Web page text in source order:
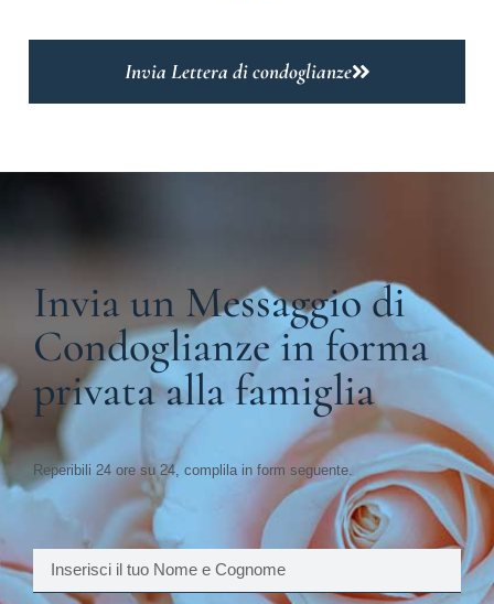
Invia Lettera di condoglianze
Invia un Messaggio di
Condoglianze in forma
privata alla famiglia
Reperibili 24 ore su 24, complila in form seguente.